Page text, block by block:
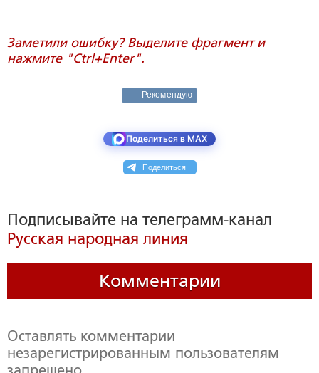
Заметили ошибку? Выделите фрагмент и
нажмите "Ctrl+Enter".
Рекомендую
Поделиться в MAX
Поделиться
Подписывайте на телеграмм-канал
Русская народная линия
Комментарии
Оставлять комментарии
незарегистрированным пользователям